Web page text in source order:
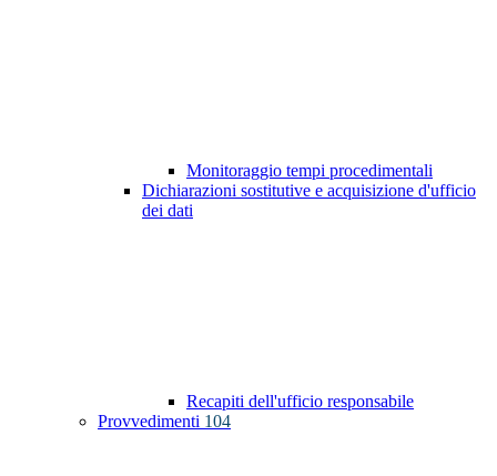
Monitoraggio tempi procedimentali
Dichiarazioni sostitutive e acquisizione d'ufficio
dei dati
Recapiti dell'ufficio responsabile
Provvedimenti 104